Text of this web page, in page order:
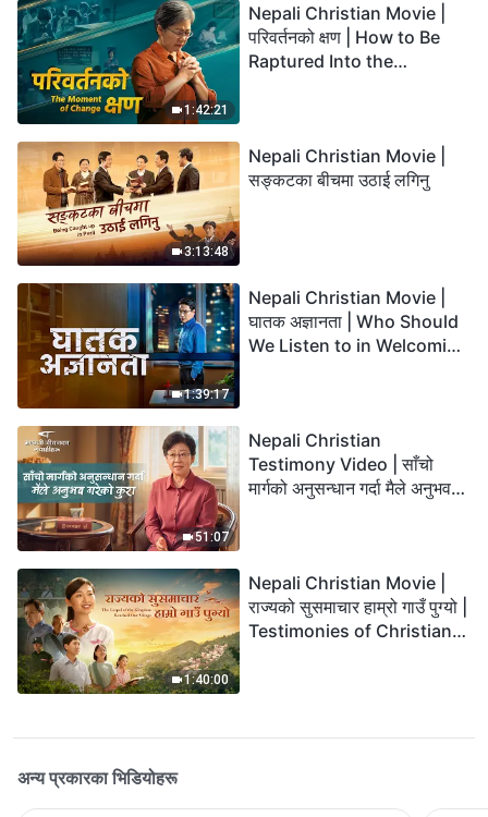
1:42:21
Nepali Christian Movie |
परिवर्तनको क्षण | How to Be
Raptured Into the
3:13:48
Nepali Christian Movie |
सङ्कटका बीचमा उठाई लगिनु
1:39:17
Nepali Christian Movie |
घातक अज्ञानता | Who Should
We Listen to in Welcoming
51:07
Nepali Christian
Testimony Video | साँचो
मार्गको अनुसन्धान गर्दा मैले अनुभव
1:40:00
Nepali Christian Movie |
राज्यको सुसमाचार हाम्रो गाउँ पुग्यो |
Testimonies of Christians
अन्य प्रकारका भिडियोहरू